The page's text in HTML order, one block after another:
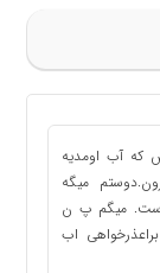
که آب اومدیه
میگه
میگم پ ن
اب132